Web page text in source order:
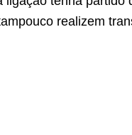
realizem